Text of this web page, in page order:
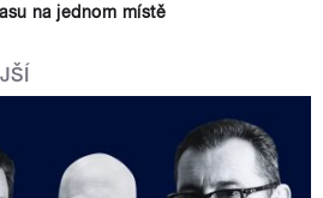
na jednom místě